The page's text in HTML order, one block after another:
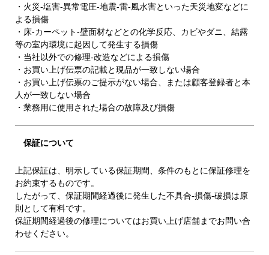
・火災-塩害-異常電圧-地震-雷-風水害といった天災地変などに
よる損傷
・床-カーペット-壁面材などとの化学反応、カビやダニ、結露
等の室内環境に起因して発生する損傷
・当社以外での修理-改造などによる損傷
・お買い上げ伝票の記載と現品が一致しない場合
・お買い上げ伝票のご提示がない場合、または顧客登録者と本
人が一致しない場合
・業務用に使用された場合の故障及び損傷
保証について
上記保証は、明示している保証期間、条件のもとに保証修理を
お約束するものです。
したがって、保証期間経過後に発生した不具合-損傷-破損は原
則として有料です。
保証期間経過後の修理についてはお買い上げ店舗までお問い合
わせください。